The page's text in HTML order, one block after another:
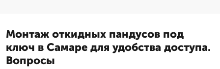
Монтаж откидных пандусов под
ключ в Самаре для удобства доступа.
Вопросы